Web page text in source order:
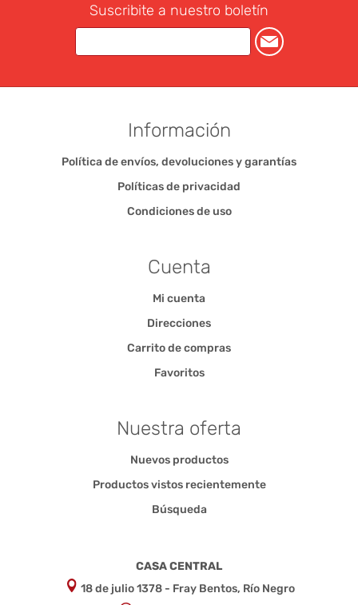
Suscribite a nuestro boletín
Información
Política de envíos, devoluciones y garantías
Políticas de privacidad
Condiciones de uso
Cuenta
Mi cuenta
Direcciones
Carrito de compras
Favoritos
Nuestra oferta
Nuevos productos
Productos vistos recientemente
Búsqueda
CASA CENTRAL
18 de julio 1378 - Fray Bentos, Río Negro